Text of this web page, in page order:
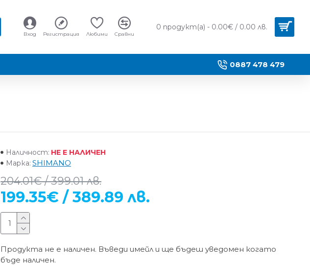
Вход Регистрация Любими Сравни
0 продукт(а) - 0.00€ / 0.00 лв.
0887 478 479
Наличност: НЕ Е НАЛИЧЕН
Марка: SHIMANO
199.35€ / 389.89 лв.
204.01€ / 399.01 лв.
Продукта не е наличен. Въведи имейл и ще бъдеш уведомен когато
бъде наличен.